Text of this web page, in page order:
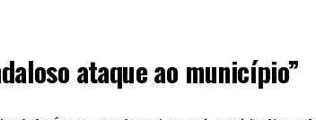
ataque ao município”